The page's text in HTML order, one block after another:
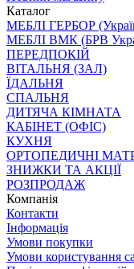
Каталог
МЕБЛІ ГЕРБОР
МЕБЛІ ВМК (БРВ
ПЕРЕДПОКІЙ
ВІТАЛЬНЯ (ЗАЛ)
ЇДАЛЬНЯ
СПАЛЬНЯ
ДИТЯЧА КІМНАТА
КАБІНЕТ (ОФІС)
КУХНЯ
ОРТОПЕДИЧНІ
ЗНИЖКИ ТА АКЦІЇ
РОЗПРОДАЖ
Компанія
Контакти
Інформація
Умови покупки
Умови користування